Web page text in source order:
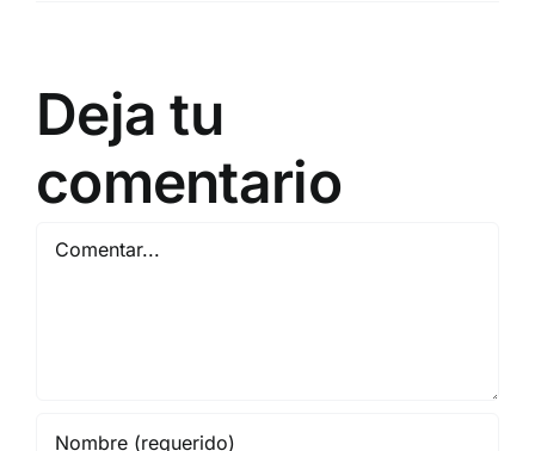
Deja tu
comentario
Comentar